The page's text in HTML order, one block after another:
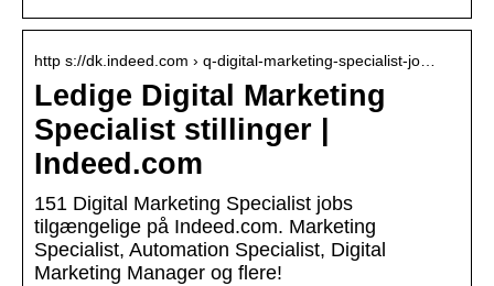
http s://dk.indeed.com › q-digital-marketing-specialist-jo…
Ledige Digital Marketing
Specialist stillinger |
Indeed.com
151 Digital Marketing Specialist jobs
tilgængelige på Indeed.com. Marketing
Specialist, Automation Specialist, Digital
Marketing Manager og flere!